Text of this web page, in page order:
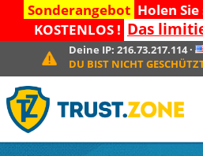
Sonderangebot Holen Sie
KOSTENLOS ! Das
Deine IP: 216.73.217.114·
DU BIST NICHT